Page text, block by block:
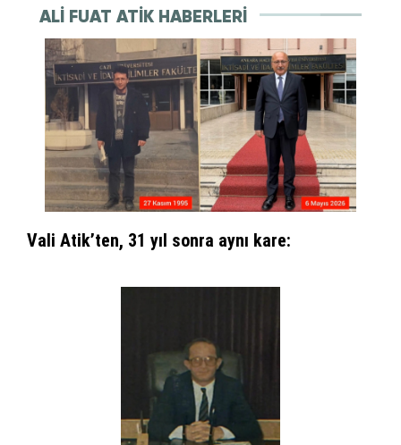
ALI FUAT ATİK HABERLERI
Vali Atik’ten, 31 yıl sonra aynı kare: